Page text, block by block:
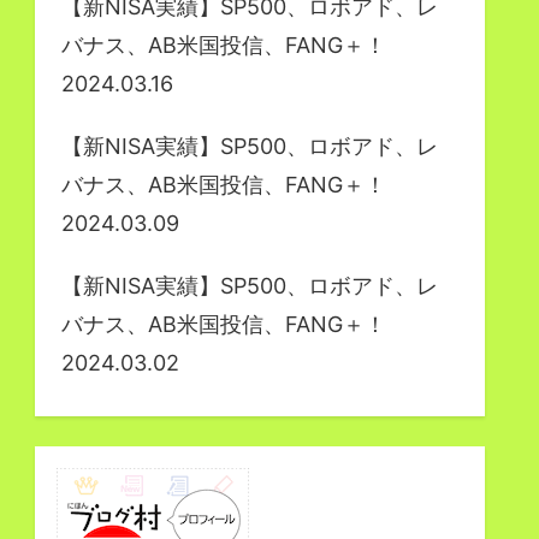
【新NISA実績】SP500、ロボアド、レ
バナス、AB米国投信、FANG＋！
2024.03.16
【新NISA実績】SP500、ロボアド、レ
バナス、AB米国投信、FANG＋！
2024.03.09
【新NISA実績】SP500、ロボアド、レ
バナス、AB米国投信、FANG＋！
2024.03.02